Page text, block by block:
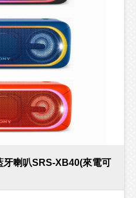
喇叭SRS-XB40(來電可